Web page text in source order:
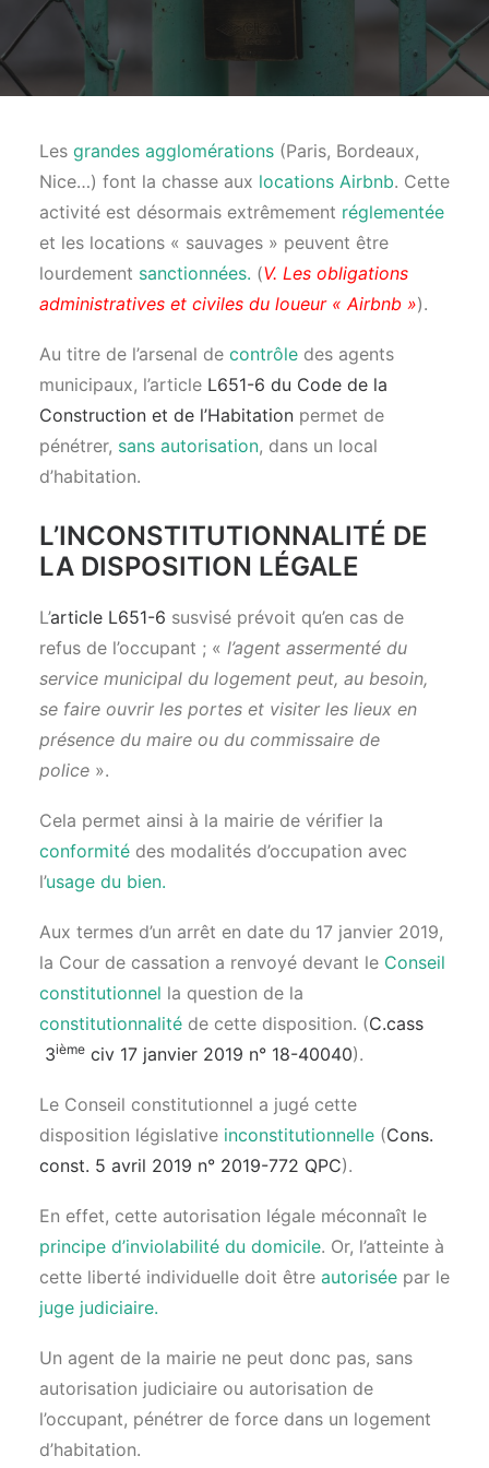
Les grandes agglomérations (Paris, Bordeaux,
Nice…) font la chasse aux locations Airbnb. Cette
activité est désormais extrêmement réglementée
et les locations « sauvages » peuvent être
lourdement sanctionnées. (V. Les obligations
administratives et civiles du loueur « Airbnb »).
Au titre de l’arsenal de contrôle des agents
municipaux, l’article L651-6 du Code de la
Construction et de l’Habitation permet de
pénétrer, sans autorisation, dans un local
d’habitation.
L’INCONSTITUTIONNALITÉ DE
LA DISPOSITION LÉGALE
L’article L651-6 susvisé prévoit qu’en cas de
refus de l’occupant ; « l’agent assermenté du
service municipal du logement peut, au besoin,
se faire ouvrir les portes et visiter les lieux en
présence du maire ou du commissaire de
police ».
Cela permet ainsi à la mairie de vérifier la
conformité des modalités d’occupation avec
l’usage du bien.
Aux termes d’un arrêt en date du 17 janvier 2019,
la Cour de cassation a renvoyé devant le Conseil
constitutionnel la question de la
constitutionnalité de cette disposition. (C.cass
3ième civ 17 janvier 2019 n° 18-40040).
Le Conseil constitutionnel a jugé cette
disposition législative inconstitutionnelle (Cons.
const. 5 avril 2019 n° 2019-772 QPC).
En effet, cette autorisation légale méconnaît le
principe d’inviolabilité du domicile. Or, l’atteinte à
cette liberté individuelle doit être autorisée par le
juge judiciaire.
Un agent de la mairie ne peut donc pas, sans
autorisation judiciaire ou autorisation de
l’occupant, pénétrer de force dans un logement
d’habitation.